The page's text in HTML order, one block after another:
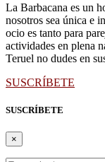
La Barbacana es un
nosotros sea única e
ocio es tanto para
actividades en plena
Teruel no dudes en
SUSCRÍBETE
SUSCRÍBETE
×